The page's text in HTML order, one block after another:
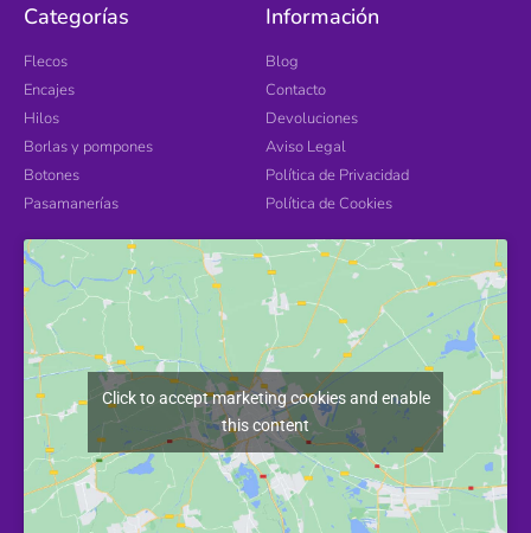
Categorías
Flecos
Encajes
Hilos
Borlas y pompones
Botones
Pasamanerías
Información
Blog
Contacto
Devoluciones
Aviso Legal
Política de Privacidad
Política de Cookies
Click to accept marketing cookies and enable
this content